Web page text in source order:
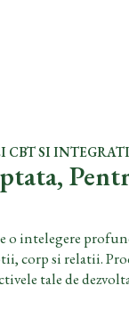
CBT SI
o intelegere
corp si relatii.
tale de